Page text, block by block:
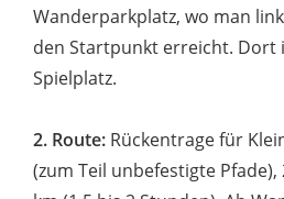
Wanderparkplatz, wo man
den Startpunkt erreicht. Dort
Spielplatz.
2. Route: Rückentrage für
(zum Teil unbefestigte Pfade),